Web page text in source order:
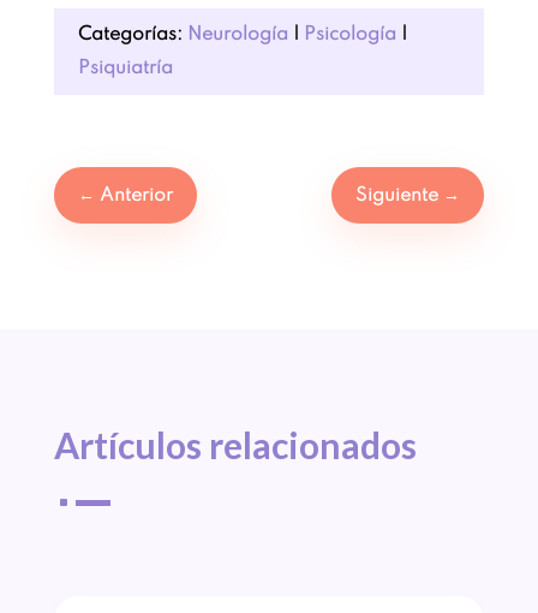
Categorías: Neurología Psicología
Psiquiatría
← Anterior Siguiente →
Artículos relacionados
^